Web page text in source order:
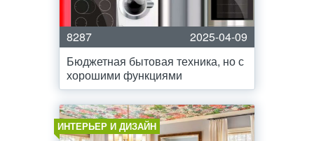
8287
2025-04-09
Бюджетная бытовая техника, но с
хорошими функциями
ИНТЕРЬЕР И ДИЗАЙН